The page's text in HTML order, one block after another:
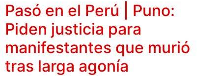
Pasó en el Perú | Puno:
Piden justicia para
manifestantes que murió
tras larga agonía